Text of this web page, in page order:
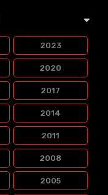
2023
2020
2017
2014
2011
2008
2005